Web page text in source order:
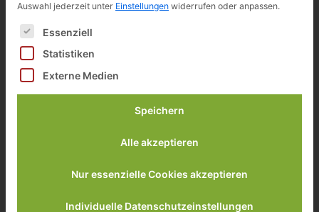
Inhalt
➪ RUDERGERÄTE
Auswahl jederzeit unter Einstellungen widerrufen oder anpassen.
Es folgt eine Liste der Service-Gruppen, für die eine
Essenziell
Statistiken
Externe Medien
Speichern
Alle akzeptieren
Nur essenzielle Cookies akzeptieren
Individuelle Datenschutzeinstellungen